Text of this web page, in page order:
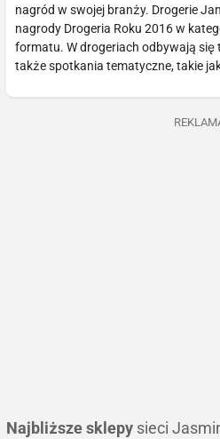
nagród w swojej branży. Drogerie
nagrody Drogeria Roku 2016 w
formatu. W drogeriach odbywają się
także spotkania tematyczne, takie
Najbliższe sklepy sieci